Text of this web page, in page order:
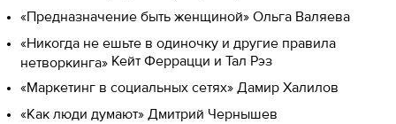
«Предназначение быть женщиной» Ольга Валяева
«Никогда не ешьте в одиночку и другие правила
нетворкинга» Кейт Феррацци и Тал Рэз
«Маркетинг в социальных сетях» Дамир Халилов
«Как люди думают» Дмитрий Чернышев